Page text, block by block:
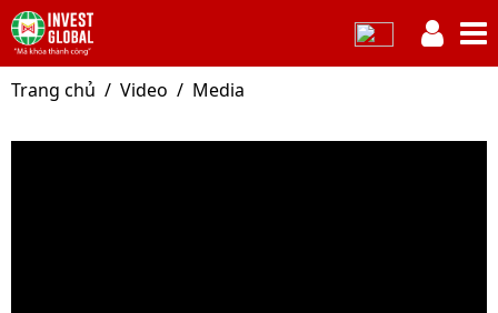
Trang chủ Video Media